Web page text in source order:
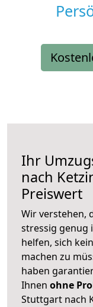
Ihr
nach
Preiswert
Wir verstehen,
stressig genug
helfen, sich
machen zu
haben
Ihnen ohne
Stuttgart nach